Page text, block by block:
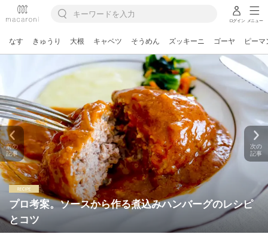
ログイン メニュー
なす きゅうり 大根 キャベツ そうめん ズッキーニ ゴーヤ ピーマ
プロ考案。ソースから作る煮込みハンバーグのレシピ
とコツ
前の
記事
次の
記事